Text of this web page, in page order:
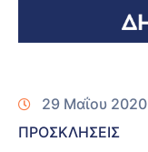
29 Μαΐου 2020
ΠΡΟΣΚΛΗΣΕΙΣ